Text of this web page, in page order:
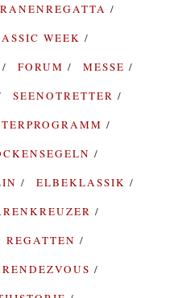
WEEK
FORUM
MESSE
SEENOTRETTER
ELBEKLASSIK
REGATTEN
RENDEZVOUS